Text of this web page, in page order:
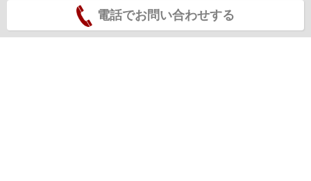
電話でお問い合わせする